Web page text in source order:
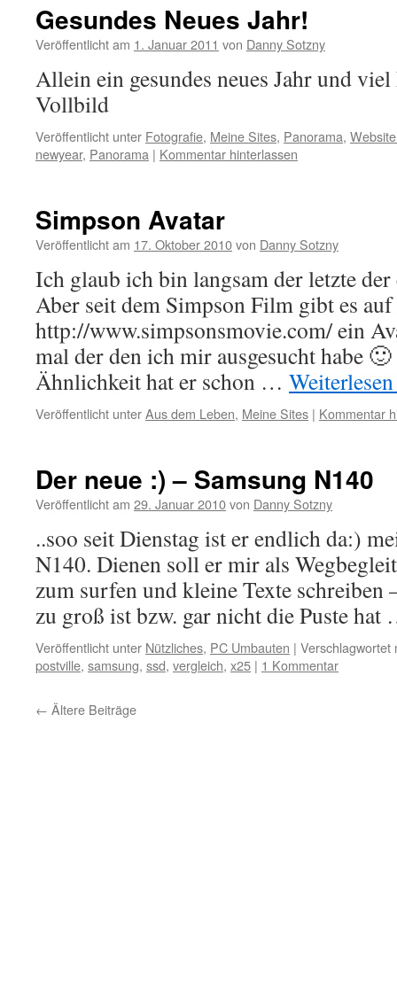
Gesundes Neues Jahr!
Veröffentlicht am 1. Januar 2011 von Danny Sotzny
Allein ein gesundes neues Jahr und
Vollbild
Veröffentlicht unter Fotografie, Meine Sites, Panorama,
newyear, Panorama | Kommentar hinterlassen
Simpson Avatar
Veröffentlicht am 17. Oktober 2010von Danny Sotzny
Ich glaub ich bin langsam der letzte der
Aber seit dem Simpson Film gibt es auf
http://www.simpsonsmovie.com/ ein
mal der den ich mir ausgesucht habe
Ähnlichkeit hat er schon …
Veröffentlicht unterAus dem Leben, Meine Sites | Kommentar
Der neue :) – Samsung N140
Veröffentlicht am 29. Januar 2010von Danny Sotzny
..soo seit Dienstag ist er endlich da:)
N140. Dienen soll er mir als
zum surfen und kleine Texte schreiben
zu groß ist bzw. gar nicht die Puste
Veröffentlicht unter Nützliches, PC Umbauten | Verschlagwortet
postville, samsung, ssd, vergleich, x25 | 1 Kommentar
← Ältere Beiträge